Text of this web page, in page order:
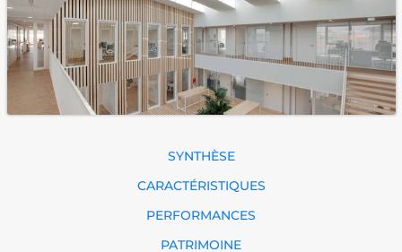
SYNTHÈSE
CARACTÉRISTIQUES
PERFORMANCES
PATRIMOINE